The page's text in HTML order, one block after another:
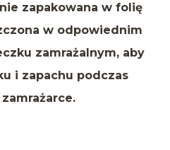
zapakowana w folię
w odpowiednim
zamrażalnym, aby
i zapachu podczas